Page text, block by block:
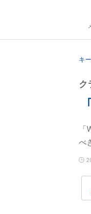
キ
ク
べ